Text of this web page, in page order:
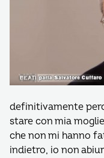
definitivamente
stare con mia
che non mi hanno
indietro, io non